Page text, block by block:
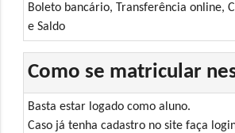
Boleto bancário, Transferência online,
e Saldo
Como se matricular
Basta estar logado como aluno.
Caso já tenha cadastro no site faça